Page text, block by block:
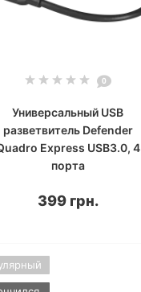
0
Универсальный USB
разветвитель Defender
Express USB3.0, 4
порта
399 грн.